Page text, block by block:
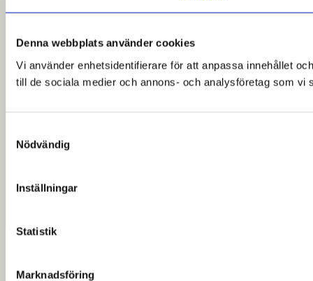
Denna webbplats använder cookies
Vi använder enhetsidentifierare för att anpassa innehållet
till de sociala medier och annons- och analysföretag som
Nödvändig
Inställningar
Statistik
Marknadsföring